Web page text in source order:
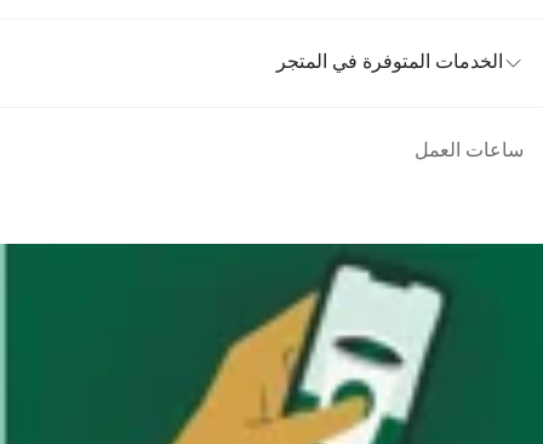
الخدمات المتوفرة في المتجر
ساعات العمل